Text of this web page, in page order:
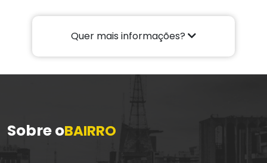
Quer mais informações?
Sobre oBAIRRO